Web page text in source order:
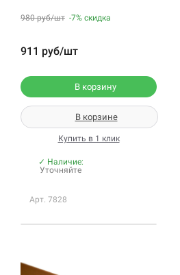
980 руб/шт -7% скидка
911 руб/шт
В корзину
В корзине
Купить в 1 клик
✓ Наличие:
Уточняйте
Арт. 7828